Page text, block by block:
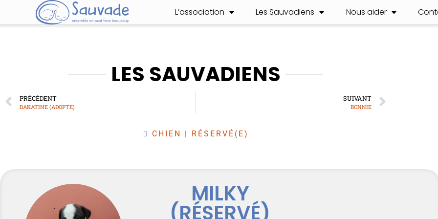
L’association Les Sauvadiens Nous aider
LES SAUVADIENS
PRÉCÉDENT
DAKATINE (ADOPTE)
SUIVANT
BONNIE
CHIEN | RÉSERVÉ(E)
MILKY
(RÉSERVÉ)